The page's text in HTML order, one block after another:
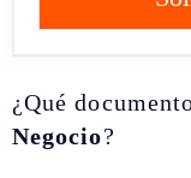
¿Qué
Negocio?